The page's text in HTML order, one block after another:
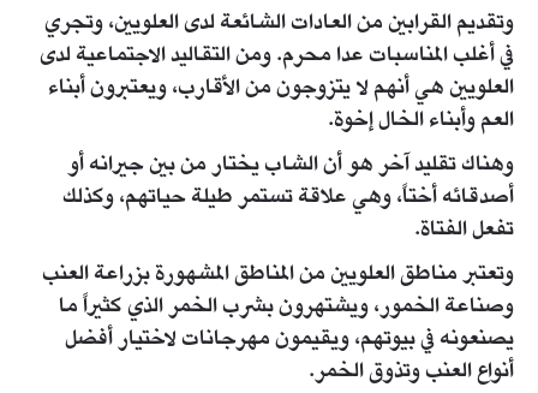
وتقديم القرابين من العادات الشائعة لدى العلويين، وتجري
في أغلب المناسبات عدا محرم. ومن التقاليد الاجتماعية لدى
العلويين هي أنهم لا يتزوجون من الأقارب، ويعتبرون أبناء
العم وأبناء الخال إخوة.
وهناك تقليد آخر هو أن الشاب يختار من بين جيرانه أو
أصدقائه أختاً، وهي علاقة تستمر طيلة حياتهم، وكذلك
تفعل الفتاة.
وتعتبر مناطق العلويين من المناطق المشهورة بزراعة العنب
وصناعة الخمور، ويشتهرون بشرب الخمر الذي كثيراً ما
يصنعونه في بيوتهم، ويقيمون مهرجانات لاختيار أفضل
أنواع العنب وتذوق الخمر.